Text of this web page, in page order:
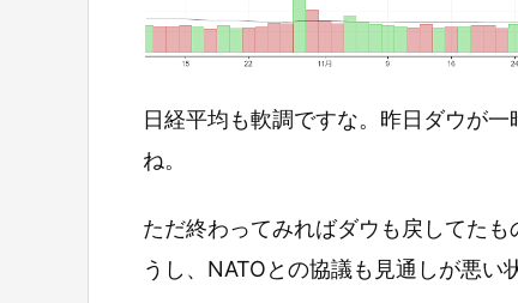
日経平均も軟調ですな。昨日ダウが
ね。
ただ終わってみればダウも戻してた
うし、NATOとの協議も見通しが悪い